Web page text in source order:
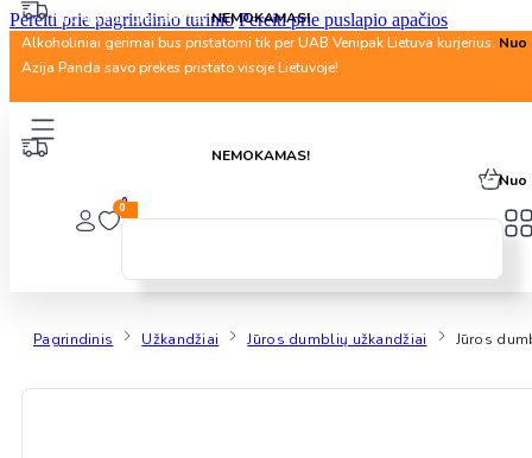
Pereiti prie pagrindinio turinio Pereiti prie puslapio apačios
Nuo 40 Eur. pristatymasNEMOKAMAS!
Alkoholiniai gėrimai bus pristatomi tik per UAB Venipak Lietuva kurjerius. Nuo
Azija Panda savo prekes pristato visoje Lietuvoje!
NEMOKAMAS!
Alkoholiniai gėrimai bus pristatomi tik per UAB Venipak Lietuva kurjerius.Nuo
00
Pagrindinis Užkandžiai Jūros dumblių užkandžiai Jūros